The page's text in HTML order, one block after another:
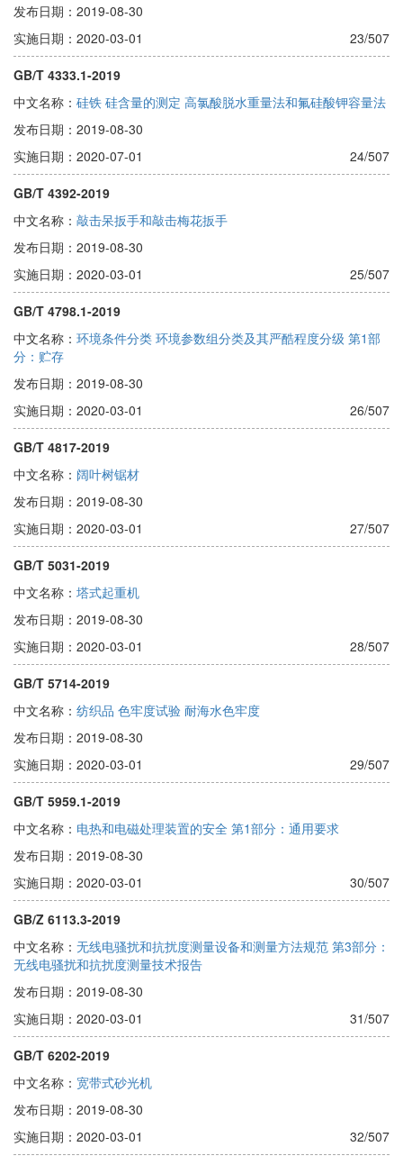
发布日期：2019-08-30
实施日期：2020-03-01
23/507
GB/T 4333.1-2019
中文名称： 硅铁 硅含量的测定 高氯酸脱水重量法和氟硅酸钾容量法
发布日期：2019-08-30
实施日期：2020-07-01
24/507
GB/T 4392-2019
中文名称： 敲击呆扳手和敲击梅花扳手
发布日期：2019-08-30
实施日期：2020-03-01
25/507
GB/T 4798.1-2019
中文名称： 环境条件分类 环境参数组分类及其严酷程度分级 第1部
分：贮存
发布日期：2019-08-30
实施日期：2020-03-01
26/507
GB/T 4817-2019
中文名称： 阔叶树锯材
发布日期：2019-08-30
实施日期：2020-03-01
27/507
GB/T 5031-2019
中文名称： 塔式起重机
发布日期：2019-08-30
实施日期：2020-03-01
28/507
GB/T 5714-2019
中文名称： 纺织品 色牢度试验 耐海水色牢度
发布日期：2019-08-30
实施日期：2020-03-01
29/507
GB/T 5959.1-2019
中文名称： 电热和电磁处理装置的安全 第1部分：通用要求
发布日期：2019-08-30
实施日期：2020-03-01
30/507
GB/Z 6113.3-2019
中文名称： 无线电骚扰和抗扰度测量设备和测量方法规范 第3部分：
无线电骚扰和抗扰度测量技术报告
发布日期：2019-08-30
实施日期：2020-03-01
31/507
GB/T 6202-2019
中文名称： 宽带式砂光机
发布日期：2019-08-30
实施日期：2020-03-01
32/507